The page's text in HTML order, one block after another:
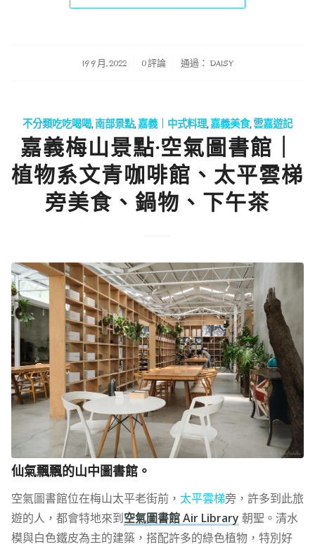
19 9 月, 2022
/ 0 評論 通過： DAISY
不分類吃吃喝喝,南部景點,嘉義｜中式料理,嘉義美食,雲嘉遊記
嘉義梅山景點·空氣圖書館｜
植物系文青咖啡館、太平雲梯
旁美食、鍋物、下午茶
仙氣飄飄的山中圖書館。
空氣圖書館位在梅山太平老街前， 太平雲梯旁，許多到此旅
遊的人，都會特地來到空氣圖書館 Air Library 朝聖。清水
模與白色鐵皮為主的建築，搭配許多的綠色植物，特別好